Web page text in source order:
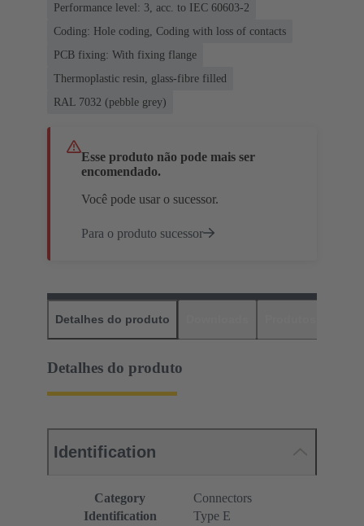
Performance level: 3, acc. to IEC 60603-2
Coding: Hole coding, Coding with loss of contacts
PCB fixing: With fixing flange
Thermoplastic resin, glass-fibre filled
RAL 7032 (pebble grey)
Esse produto não pode mais ser
encomendado.
Você pode usar o sucessor.
Para o produto sucessor
Detalhes do produto
Detalhes do produto
Identification
Category
Connectors
Identification
Type E